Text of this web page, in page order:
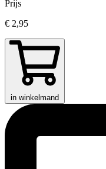
Prijs
€ 2,95
in winkelmand